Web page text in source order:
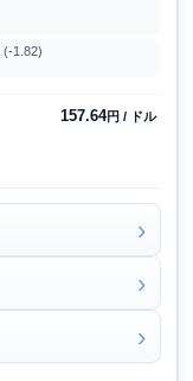
(-1.82)
157.64円 / ドル